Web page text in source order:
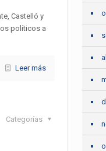
Castelló y
políticos a
Leer más
Categorías